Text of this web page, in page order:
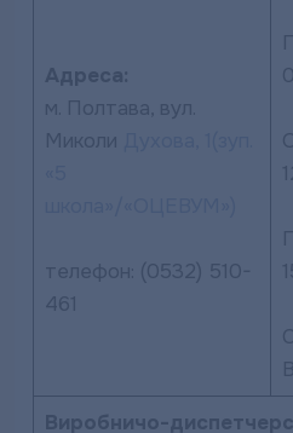
Адреса:
м. Полтава, вул.
Миколи
телефон: (0532) 510-
461
Виробничо-